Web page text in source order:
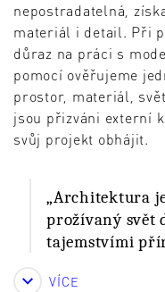
nepostradatelná,
materiál i detail. Při
důraz na práci s
pomocí ověřujeme
prostor, materiál,
jsou přizváni externí
svůj projekt obhájit.
„Architektura
prožívaný svět
tajemstvími
VÍCE